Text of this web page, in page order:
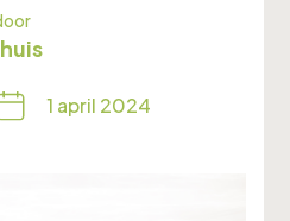
1 april 2024